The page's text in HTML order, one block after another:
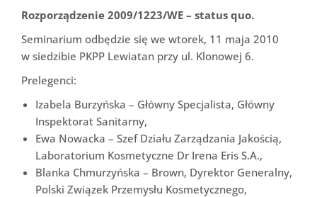
Rozporządzenie 2009/1223/WE – status quo.
Seminarium odbędzie się we wtorek, 11 maja 2010
w siedzibie PKPP Lewiatan przy ul. Klonowej 6.
Prelegenci:
Izabela Burzyńska – Główny Specjalista, Główny
Inspektorat Sanitarny,
Ewa Nowacka – Szef Działu Zarządzania Jakością,
Laboratorium Kosmetyczne Dr Irena Eris S.A.,
Blanka Chmurzyńska – Brown, Dyrektor Generalny,
Polski Związek Przemysłu Kosmetycznego,